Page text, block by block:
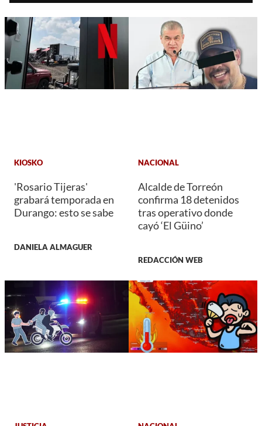
KIOSKO
'Rosario Tijeras'
grabará temporada en
Durango: esto se sabe
DANIELA ALMAGUER
NACIONAL
Alcalde de Torreón
confirma 18 detenidos
tras operativo donde
cayó ‘El Güino’
REDACCIÓN WEB